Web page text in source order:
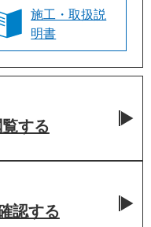
施工・取扱説
明書
する
認する